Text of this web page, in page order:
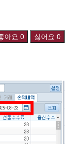
아요 0 싫어요 0